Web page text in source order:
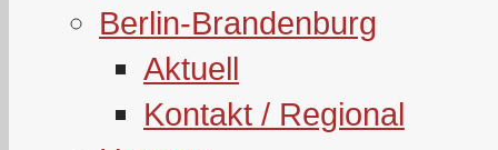
Berlin-Brandenburg
Aktuell
Kontakt / Regional